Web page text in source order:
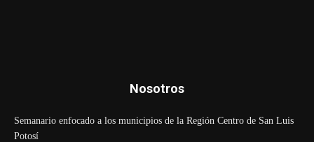
Nosotros
Semanario enfocado a los municipios de la Región Centro de San Luis
Potosí